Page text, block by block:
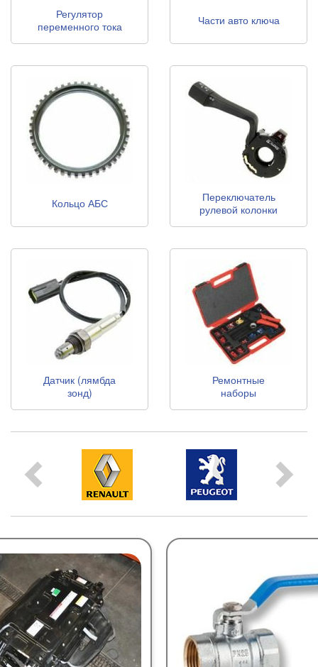
Регулятор
переменного тока
Части авто ключа
Кольцо АБС
Переключатель
рулевой колонки
Датчик (лямбда
зонд)
Ремонтные
наборы